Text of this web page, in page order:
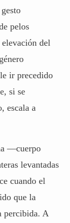
pelos
del
ir precedido
si se
escala a
—cuerpo
levantadas
cuando el
que la
percibida. A